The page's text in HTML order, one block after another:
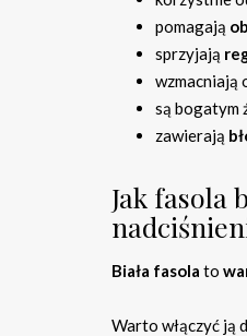
pomagają
sprzyjają
wzmacniają
są bogatym
zawierają
Jak fasola
Biała fasola to
Warto włączyć ją